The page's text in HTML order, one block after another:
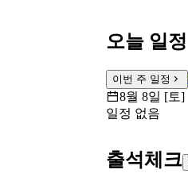
오늘 일정
이번 주 일정
8월 8일 [토]
일정 없음
출석체크